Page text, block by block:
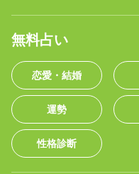
無料占い
恋愛・結婚
運勢
性格診断